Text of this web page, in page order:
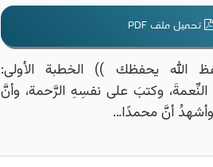
تحميل ملف PDF
الله يحفظك )) الخطبة الأولى:
النِّعمةَ، وكتبَ على نفسِهِ الرَّحمة، وأنَّ
وأشهدُ أنَّ محمدًا…